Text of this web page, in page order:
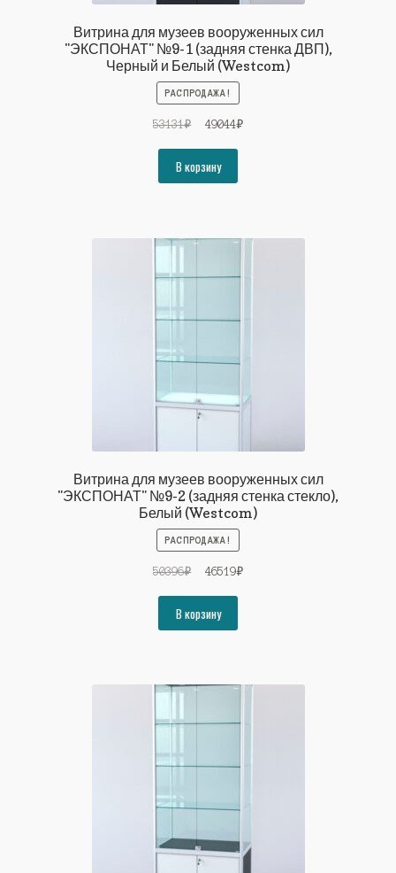
Витрина для музеев вооруженных сил
"ЭКСПОНАТ" №9-1 (задняя стенка ДВП),
Черный и Белый (Westcom)
РАСПРОДАЖА!
53131₽
Первоначальная
составляла
53131₽.
49044₽Текущая
В корзину
Витрина для музеев вооруженных сил
"ЭКСПОНАТ" №9-2 (задняя стенка стекло),
Белый (Westcom)
РАСПРОДАЖА!
50396₽
Первоначальная
составляла
50396₽.
46519₽Текущая
В корзину